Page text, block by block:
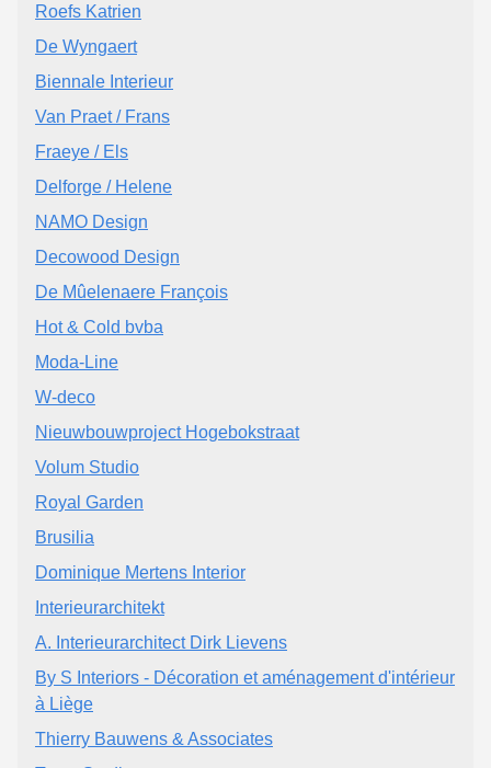
Roefs Katrien
De Wyngaert
Biennale Interieur
Van Praet / Frans
Fraeye / Els
Delforge / Helene
NAMO Design
Decowood Design
De Mûelenaere François
Hot & Cold bvba
Moda-Line
W-deco
Nieuwbouwproject Hogebokstraat
Volum Studio
Royal Garden
Brusilia
Dominique Mertens Interior
Interieurarchitekt
A. Interieurarchitect Dirk Lievens
By S Interiors - Décoration et aménagement d'intérieur
à Liège
Thierry Bauwens & Associates